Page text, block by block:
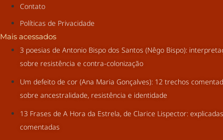
Contato
Políticas de Privacidade
Mais acessados
3 poesias de Antonio Bispo dos Santos (Nêgo Bispo):
sobre resistência e contra-colonização
Um defeito de cor (Ana Maria Gonçalves): 12 trechos
sobre ancestralidade, resistência e identidade
13 Frases de A Hora da Estrela, de Clarice Lispector:
comentadas